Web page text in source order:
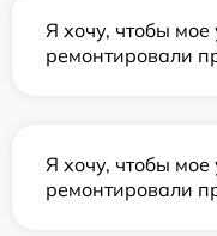
Я хочу, чтобы мое
ремонтировали
Я хочу, чтобы мое
ремонтировали